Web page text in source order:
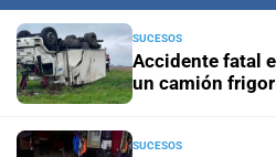
SUCESOS
Accidente fatal
un camión
SUCESOS